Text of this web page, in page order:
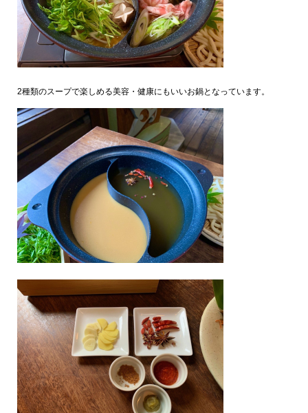
2種類のスープで楽しめる美容・健康にもいいお鍋となっています。